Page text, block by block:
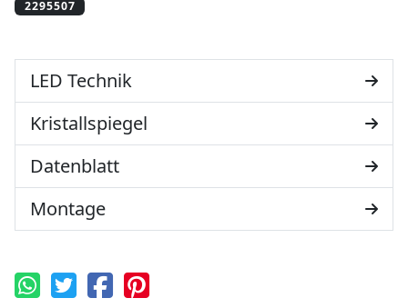
LED Technik
Kristallspiegel
Datenblatt
Montage